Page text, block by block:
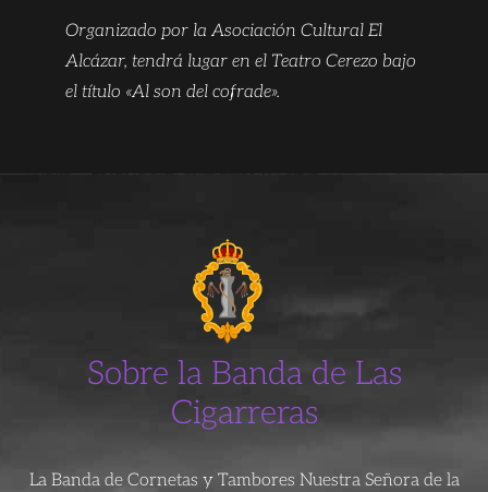
Organizado por la Asociación Cultural El
Alcázar, tendrá lugar en el Teatro Cerezo bajo
el título «Al son del cofrade».
Sobre la Banda de Las
Cigarreras
La Banda de Cornetas y Tambores Nuestra Señora de la